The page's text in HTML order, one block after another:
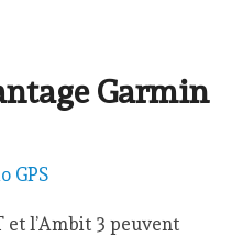
Garmin
et l’Ambit 3 peuvent